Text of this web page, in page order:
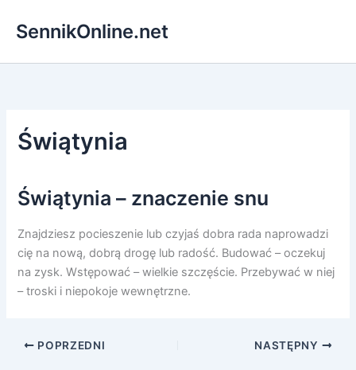
SennikOnline.net
Świątynia
Świątynia – znaczenie snu
Znajdziesz pocieszenie lub czyjaś dobra rada naprowadzi
cię na nową, dobrą drogę lub radość. Budować – oczekuj
na zysk. Wstępować – wielkie szczęście. Przebywać w niej
– troski i niepokoje wewnętrzne.
POPRZEDNI NASTĘPNY